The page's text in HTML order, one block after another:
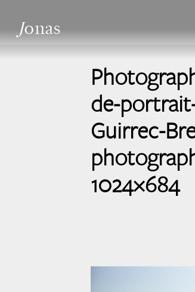
Jonas
de-
Guirrec-
1024×684